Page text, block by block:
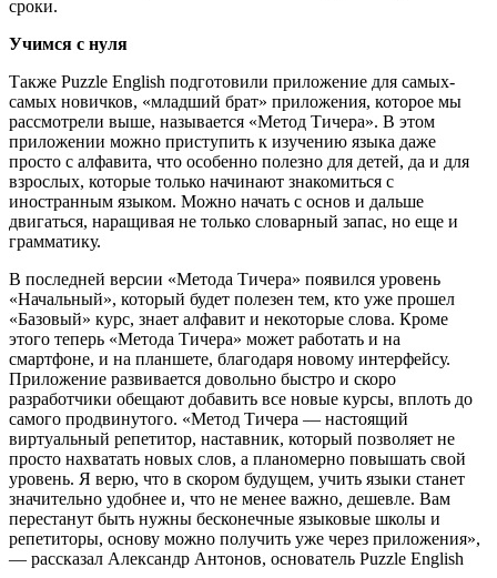
сроки.
Учимся с нуля
Также Puzzle English подготовили приложение для самых-
самых новичков, «младший брат» приложения, которое мы
рассмотрели выше, называется «Метод Тичера». В этом
приложении можно приступить к изучению языка даже
просто с алфавита, что особенно полезно для детей, да и для
взрослых, которые только начинают знакомиться с
иностранным языком. Можно начать с основ и дальше
двигаться, наращивая не только словарный запас, но еще и
грамматику.
В последней версии «Метода Тичера» появился уровень
«Начальный», который будет полезен тем, кто уже прошел
«Базовый» курс, знает алфавит и некоторые слова. Кроме
этого теперь «Метода Тичера» может работать и на
смартфоне, и на планшете, благодаря новому интерфейсу.
Приложение развивается довольно быстро и скоро
разработчики обещают добавить все новые курсы, вплоть до
самого продвинутого. «Метод Тичера — настоящий
виртуальный репетитор, наставник, который позволяет не
просто нахватать новых слов, а планомерно повышать свой
уровень. Я верю, что в скором будущем, учить языки станет
значительно удобнее и, что не менее важно, дешевле. Вам
перестанут быть нужны бесконечные языковые школы и
репетиторы, основу можно получить уже через приложения»,
— рассказал Александр Антонов, основатель Puzzle English